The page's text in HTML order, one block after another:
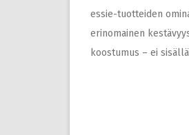
essie-tuotteiden
erinomainen
koostumus – ei